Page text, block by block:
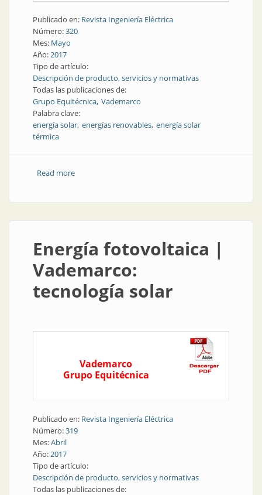
Publicado en: Revista Ingeniería Eléctrica
Número:320
Mes: Mayo
Año:2017
Tipo de artículo:
Descripción de producto, servicios y normativas
Todas las publicaciones de:
Grupo Equitécnica Vademarco
Palabra clave:
energía solar energías renovables energía solar
térmica
Read moreabout Energías renovables | Calentamiento de agua
Energía fotovoltaica |
Vademarco:
tecnología solar
Vademarco
Grupo Equitécnica
Publicado en: Revista Ingeniería Eléctrica
Número:319
Mes:Abril
Año:2017
Tipo de artículo:
Descripción de producto, servicios y normativas
Todas las publicaciones de: